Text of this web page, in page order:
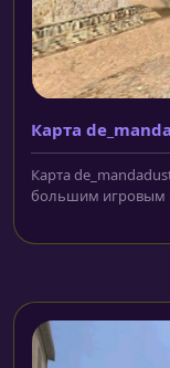
Карта
Карта
большим игровым